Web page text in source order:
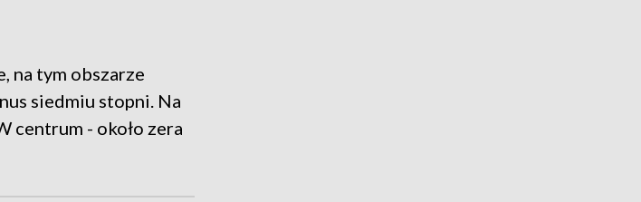
na tym obszarze
siedmiu stopni. Na
centrum - około zera